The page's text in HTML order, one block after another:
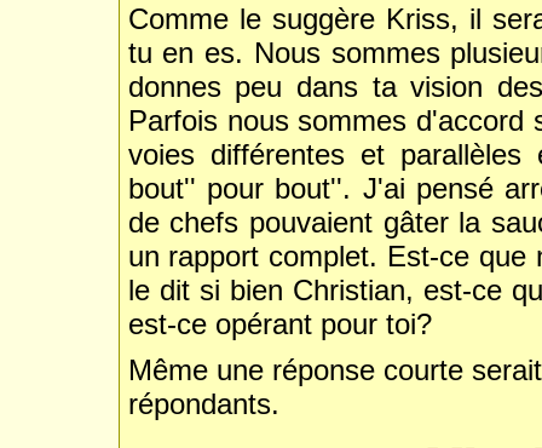
Comme le suggère Kriss, il
tu en es. Nous sommes
donnes peu dans ta vision
Parfois nous sommes d'accord
voies différentes et
bout'' pour bout''. J'ai pensé
de chefs pouvaient gâter la
un rapport complet. Est-ce
le dit si bien Christian, est-ce
est-ce opérant pour toi?
Même une réponse courte
répondants.